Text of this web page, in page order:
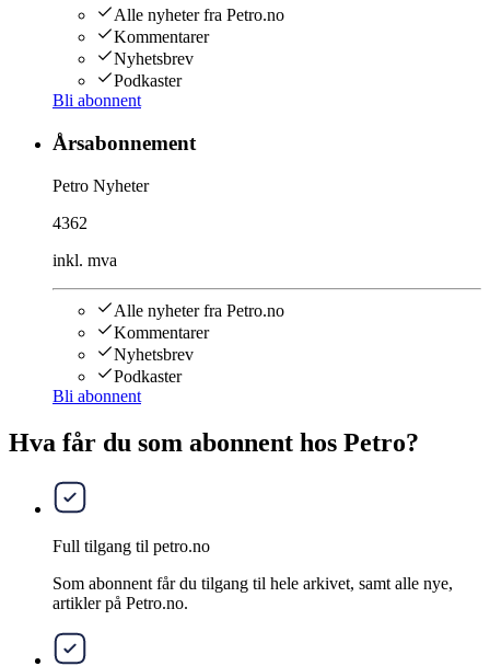
Alle nyheter fra Petro.no
Kommentarer
Nyhetsbrev
Podkaster
Bli abonnent
Årsabonnement
Petro Nyheter
4362
inkl. mva
Alle nyheter fra Petro.no
Kommentarer
Nyhetsbrev
Podkaster
Bli abonnent
Hva får du som abonnent hos Petro?
Full tilgang til petro.no
Som abonnent får du tilgang til hele arkivet, samt alle nye,
artikler på Petro.no.